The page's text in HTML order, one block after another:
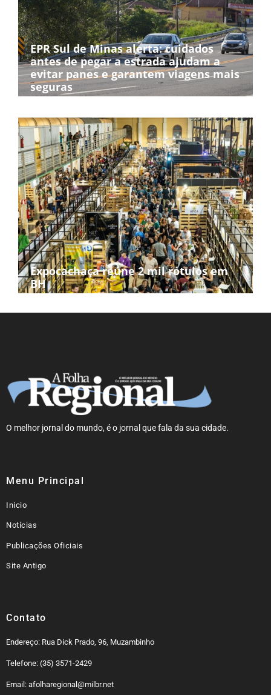
EPR Sul de Minas alerta: cuidados
antes de pegar a estrada ajudam a
evitar panes e garantem viagens mais
seguras
Expocachaça reúne 2 mil rótulos em
BH
O melhor jornal do mundo, é o jornal que fala da sua cidade.
Menu Principal
Inicio
Notícias
Publicações Oficiais
Site Antigo
Contato
Endereço: Rua Dick Prado, 96, Muzambinho
Telefone: (35) 3571-2429
Email: afolharegional@milbr.net